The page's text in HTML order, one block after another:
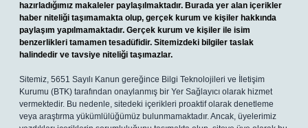
hazırladığımız makaleler paylaşılmaktadır. Burada yer alan içerikler
haber niteliği taşımamakta olup, gerçek kurum ve kişiler hakkında
paylaşım yapılmamaktadır. Gerçek kurum ve kişiler ile isim
benzerlikleri tamamen tesadüfidir. Sitemizdeki bilgiler taslak
halindedir ve tavsiye niteliği taşımazlar.
Sitemiz, 5651 Sayılı Kanun gereğince Bilgi Teknolojileri ve İletişim
Kurumu (BTK) tarafından onaylanmış bir Yer Sağlayıcı olarak hizmet
vermektedir. Bu nedenle, sitedeki içerikleri proaktif olarak denetleme
veya araştırma yükümlülüğümüz bulunmamaktadır. Ancak, üyelerimiz